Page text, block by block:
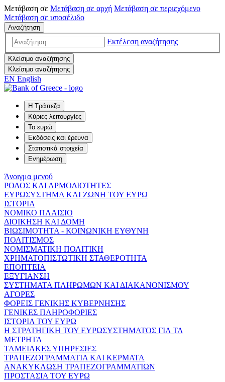
Μετάβαση σε Μετάβαση σε αρχή Μετάβαση σε περιεχόμενο
Μετάβαση σε υποσέλιδο
Αναζήτηση
Εκτέλεση αναζήτησης
Κλείσιμο αναζήτησης
Κλείσιμο αναζήτησης
EN English
Η Τράπεζα
Κύριες λειτουργίες
Το ευρώ
Εκδόσεις και έρευνα
Στατιστικά στοιχεία
Ενημέρωση
Άνοιγμα μενού
ΡΟΛΟΣ ΚΑΙ ΑΡΜΟΔΙΟΤΗΤΕΣ
ΕΥΡΩΣΥΣΤΗΜΑ ΚΑΙ ΖΩΝΗ ΤΟΥ ΕΥΡΩ
ΙΣΤΟΡΙΑ
ΝΟΜΙΚΟ ΠΛΑΙΣΙΟ
ΔΙΟΙΚΗΣΗ ΚΑΙ ΔΟΜΗ
ΒΙΩΣΙΜΟΤΗΤΑ - ΚΟΙΝΩΝΙΚΗ ΕΥΘΥΝΗ
ΠΟΛΙΤΙΣΜΟΣ
ΝΟΜΙΣΜΑΤΙΚΗ ΠΟΛΙΤΙΚΗ
ΧΡΗΜΑΤΟΠΙΣΤΩΤΙΚΗ ΣΤΑΘΕΡΟΤΗΤΑ
ΕΠΟΠΤΕΙΑ
ΕΞΥΓΙΑΝΣΗ
ΣΥΣΤΗΜΑΤΑ ΠΛΗΡΩΜΩΝ ΚΑΙ ΔΙΑΚΑΝΟΝΙΣΜΟΥ
ΑΓΟΡΕΣ
ΦΟΡΕΙΣ ΓΕΝΙΚΗΣ ΚΥΒΕΡΝΗΣΗΣ
ΓΕΝΙΚΕΣ ΠΛΗΡΟΦΟΡΙΕΣ
ΙΣΤΟΡΙΑ ΤΟΥ ΕΥΡΩ
Η ΣΤΡΑΤΗΓΙΚΗ ΤΟΥ ΕΥΡΩΣΥΣΤΗΜΑΤΟΣ ΓΙΑ ΤΑ
ΜΕΤΡΗΤΑ
ΤΑΜΕΙΑΚΕΣ ΥΠΗΡΕΣΙΕΣ
ΤΡΑΠΕΖΟΓΡΑΜΜΑΤΙΑ ΚΑΙ ΚΕΡΜΑΤΑ
ΑΝΑΚΥΚΛΩΣΗ ΤΡΑΠΕΖΟΓΡΑΜΜΑΤΙΩΝ
ΠΡΟΣΤΑΣΙΑ ΤΟΥ ΕΥΡΩ